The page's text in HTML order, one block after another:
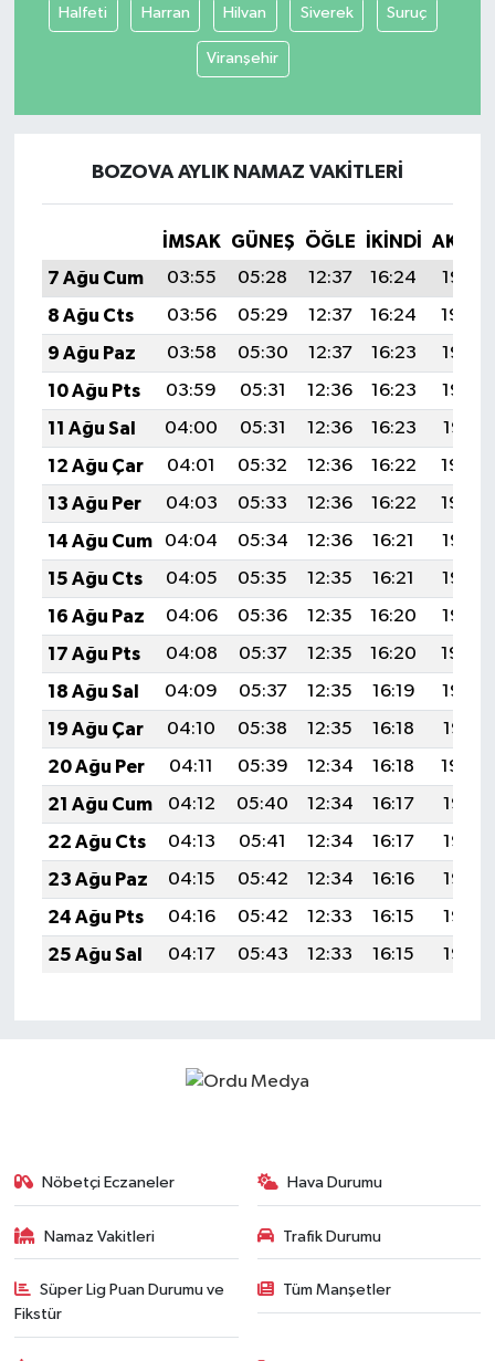
Halfeti Harran Hilvan Siverek Suruç
Viranşehir
BOZOVA AYLIK NAMAZ VAKITLERI
İMSAK GÜNEŞ ÖĞLE İKINDI
7 Ağu Cum
03:55 05:28 12:37 16:24
19:35
8 Ağu Cts
03:56 05:29 12:37 16:24
19:34
9 Ağu Paz
03:58 05:30 12:37 16:23
19:33
10 Ağu Pts
03:59 05:31 12:36 16:23
19:32
11 Ağu Sal
04:00 05:31 12:36 16:23
19:31
12 Ağu Çar
04:01 05:32 12:36 16:22
19:30
13 Ağu Per
04:03 05:33 12:36 16:22
19:29
14 Ağu Cum
04:04 05:34 12:36 16:21
19:27
15 Ağu Cts
04:05 05:35 12:35 16:21
19:26
16 Ağu Paz
04:06 05:36 12:35 16:20
19:25
17 Ağu Pts
04:08 05:37 12:35 16:20
19:24
18 Ağu Sal
04:09 05:37 12:35 16:19
19:22
19 Ağu Çar
04:10 05:38 12:35 16:18
19:21
20 Ağu Per
04:11 05:39 12:34 16:18
19:20
21 Ağu Cum
04:12 05:40 12:34 16:17
19:18
22 Ağu Cts
04:13 05:41 12:34 16:17
19:17
23 Ağu Paz
04:15 05:42 12:34 16:16
19:16
24 Ağu Pts
04:16 05:42 12:33 16:15
19:14
25 Ağu Sal
04:17 05:43 12:33 16:15 19:13
Nöbetçi Eczaneler Hava Durumu
Namaz Vakitleri Trafik Durumu
Süper Lig Puan Durumu ve
Fikstür
Tüm Manşetler